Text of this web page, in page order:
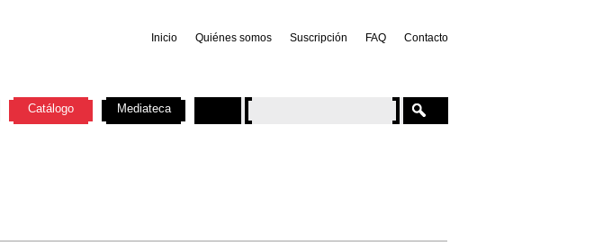
Inicio Quiénes somos Suscripción FAQ Contacto
Catálogo Mediateca